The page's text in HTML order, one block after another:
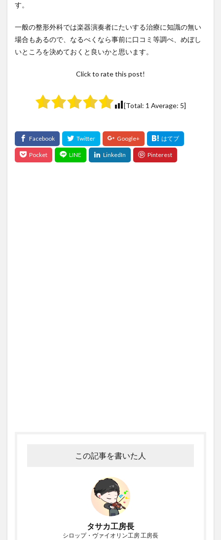
す。
一般の整形外科では楽器演奏者にたいする治療に知識の無い
場合もあるので、なるべくなら事前に口コミ等調べ、めぼし
いところを決めておくと良いかと思います。
Click to rate this post!
[Total: 1 Average: 5]
この記事を書いた人
タサカ工房長
シロップ・ヴァイオリン工房 工房長